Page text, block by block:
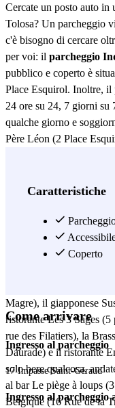
Cercate un posto auto in
Tolosa? Un parcheggio
c'è bisogno di cercare
per voi: il parcheggio
pubblico e coperto è
Place Esquirol. Inoltre, il
24 ore su 24, 7 giorni su
qualche giorno e
Père Léon (2 Place
Baragnon)? Prenotate
sera potrete
vostro veicolo. Se
parcheggio Esquirol
Magre), il giapponese
ristorante Les 3 Sages
rue des Filatiers), la
Daurade) e il ristorante
solo bere qualcosa,
al bar Le piège à loups
Belgique (16 Rue de la
Caratteristiche
Coperto
Come arrivare
Ingresso al parcheggio
17 Impasse Saint-Géraud
Ingresso al parcheggio